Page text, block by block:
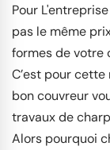
Pour
pas le même
formes de votre
C’est pour cette
bon couvreur
travaux de
Alors pourquoi